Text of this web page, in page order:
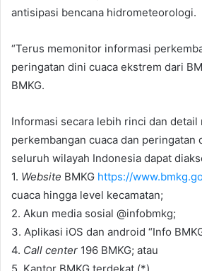
antisipasi bencana hidrometeorologi.
“Terus memonitor informasi
peringatan dini cuaca ekstrem dari
BMKG.
Informasi secara lebih rinci dan detail
perkembangan cuaca dan peringatan
seluruh wilayah Indonesia dapat
1. Website BMKG https://
cuaca hingga level kecamatan;
2. Akun media sosial @infobmkg;
3. Aplikasi iOS dan android “Info
4. Call center 196 BMKG; atau
5. Kantor BMKG terdekat.(*)